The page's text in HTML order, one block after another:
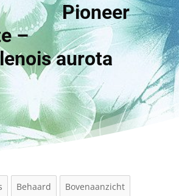
–
aurota
Behaard Bovenaanzicht